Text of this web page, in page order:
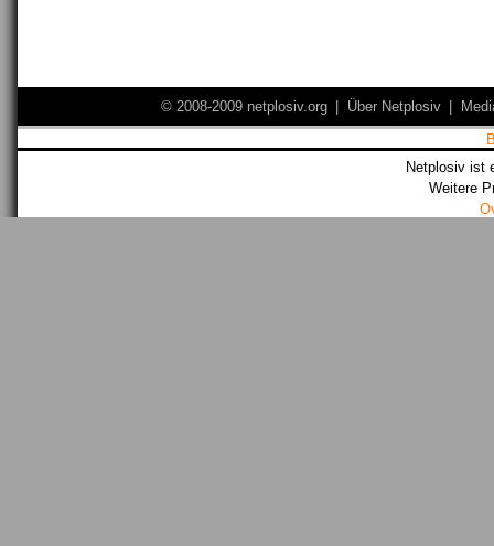
© 2008-2009 netplosiv.org Über Netplosiv
Netplosiv ist
Weitere